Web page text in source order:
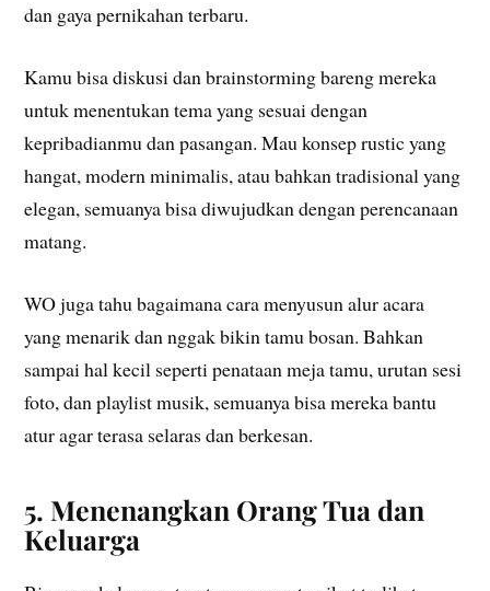
dan gaya pernikahan terbaru.
Kamu bisa diskusi dan brainstorming bareng mereka
untuk menentukan tema yang sesuai dengan
kepribadianmu dan pasangan. Mau konsep rustic yang
hangat, modern minimalis, atau bahkan tradisional yang
elegan, semuanya bisa diwujudkan dengan perencanaan
matang.
WO juga tahu bagaimana cara menyusun alur acara
yang menarik dan nggak bikin tamu bosan. Bahkan
sampai hal kecil seperti penataan meja tamu, urutan sesi
foto, dan playlist musik, semuanya bisa mereka bantu
atur agar terasa selaras dan berkesan.
5. Menenangkan Orang Tua dan
Keluarga